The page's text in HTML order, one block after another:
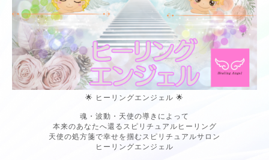
🌟 ヒーリングエンジェル 🌟
魂・波動・天使の導きによって
本来のあなたへ還るスピリチュアルヒーリング
天使の処方箋で幸せを掴むスピリチュアルサロン
ヒーリングエンジェル